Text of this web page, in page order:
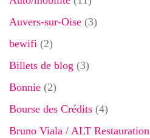
Auvers-sur-Oise (3)
bewifi (2)
Billets de blog (3)
Bonnie (2)
Bourse des Crédits (4)
Bruno Viala / ALT Restauration